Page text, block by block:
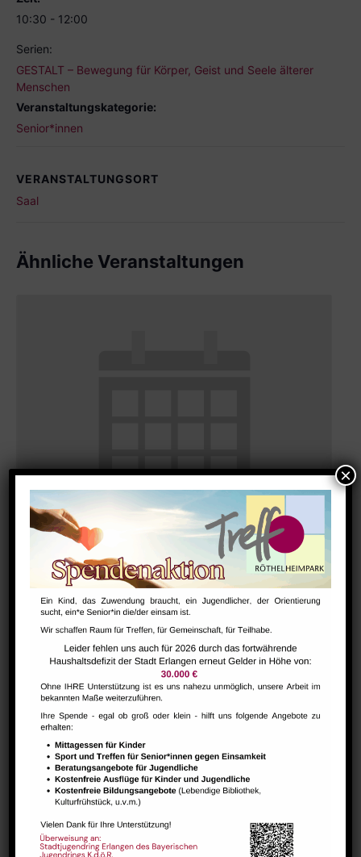
10:30 - 12:00
Serien:
GESTALT – Bewegung für Körper, Geist und Seele älterer
Menschen
Veranstaltungskategorie:
Senior*innen
VERANSTALTUNGSORT
Saal
Ähnliche Veranstaltungen
Morgentreff für Menschen ab 60 Jahren
August 10 @ 9:30 - 11:30